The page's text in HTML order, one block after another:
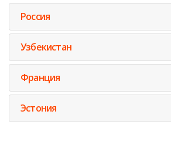
Россия
Узбекистан
Франция
Эстония